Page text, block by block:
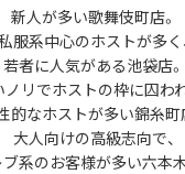
新人が多い歌舞伎町店。
服系中心のホストが多く
若者に人気がある池袋店。
リでホストの枠に囚われ
的なホストが多い錦糸町
大人向けの高級志向で、
系のお客様が多い六本木